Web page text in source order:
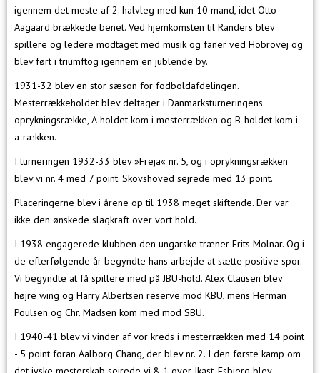
igennem det meste af 2. halvleg med kun 10 mand, idet Otto
Aagaard brækkede benet. Ved hjemkomsten til Randers blev
spillere og ledere modtaget med musik og faner ved Hobrovej og
blev ført i triumftog igennem en jublende by.
1931-32 blev en stor sæson for fodboldafdelingen.
Mesterrækkeholdet blev deltager i Danmarksturneringens
oprykningsrække, A-holdet kom i mesterrækken og B-holdet kom i
a-rækken.
I turneringen 1932-33 blev »Freja« nr. 5, og i oprykningsrækken
blev vi nr. 4 med 7 point. Skovshoved sejrede med 13 point.
Placeringerne blev i årene op til 1938 meget skiftende. Der var
ikke den ønskede slagkraft over vort hold.
I 1938 engagerede klubben den ungarske træner Frits Molnar. Og i
de efterfølgende år begyndte hans arbejde at sætte positive spor.
Vi begyndte at få spillere med på JBU-hold. Alex Clausen blev
højre wing og Harry Albertsen reserve mod KBU, mens Herman
Poulsen og Chr. Madsen kom med mod SBU.
I 1940-41 blev vi vinder af vor kreds i mesterrækken med 14 point
- 5 point foran Aalborg Chang, der blev nr. 2. I den første kamp om